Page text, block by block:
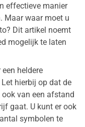
effectieve manier
Maar waar moet u
Dit artikel noemt
mogelijk te laten
heldere
hierbij op dat de
van een afstand
gaat. U kunt er ook
symbolen te